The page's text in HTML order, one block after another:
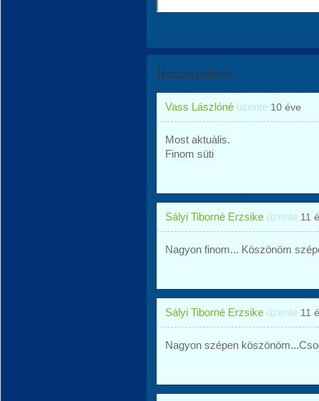
Hozzászólások
Vass Lászlóné üzente 10 éve
Most aktuàlis.
Finom süti
Sályi Tiborné Erzsike üzente 11
Nagyon finom... Köszönöm
Sályi Tiborné Erzsike üzente 11
Nagyon szépen